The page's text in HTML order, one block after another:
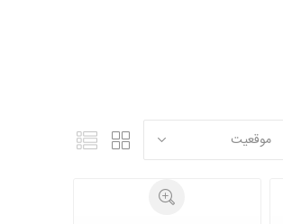
خانواده رنو و ال 90
مشترک رنو و ال 90
مارپیچ
ساخت